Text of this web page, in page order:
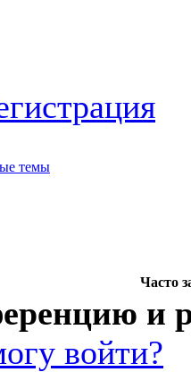
темы
Часто
и
войти?